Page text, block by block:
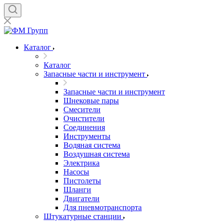
Каталог
Каталог
Запасные части и инструмент
Запасные части и инструмент
Шнековые пары
Смесители
Очистители
Соединения
Инструменты
Водяная система
Воздушная система
Электрика
Насосы
Пистолеты
Шланги
Двигатели
Для пневмотранспорта
Штукатурные станции